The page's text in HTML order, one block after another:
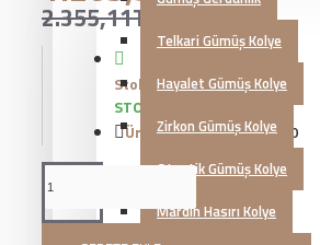
Telkari Gümüş Kolye
Hayalet Gümüş Kolye
Zirkon Gümüş Kolye
Otantik Gümüş Kolye
Mardin Hasırı Kolye
2.355,11TL
Stok Durumu:
STOKTA VAR
Ürün Kodu::KG20230700